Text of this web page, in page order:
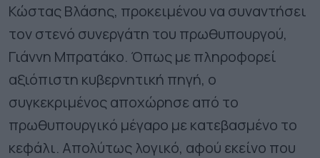
Κώστας Βλάσης, προκειμένου να συναντήσει
τον στενό συνεργάτη του πρωθυπουργού,
Γιάννη Μπρατάκο. Όπως με πληροφορεί
αξιόπιστη κυβερνητική πηγή, ο
συγκεκριμένος αποχώρησε από το
πρωθυπουργικό μέγαρο με κατεβασμένο το
κεφάλι. Απολύτως λογικό, αφού εκείνο που